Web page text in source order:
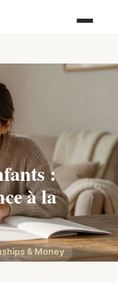
:
à la
& Money